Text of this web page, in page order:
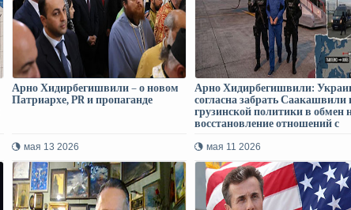
Арно Хидирбегишвили – о новом
Патриархе, PR и пропаганде
мая 13 2026
Арно Хидирбегишвили:
согласна забрать Саакашвили
грузинской политики в обмен
восстановление отношений с
мая 11 2026